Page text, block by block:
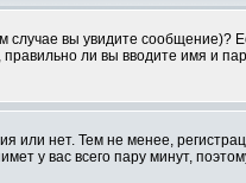
вы увидите сообщение)?
ли вы вводите имя и
или нет. Тем не менее,
у вас всего пару минут,